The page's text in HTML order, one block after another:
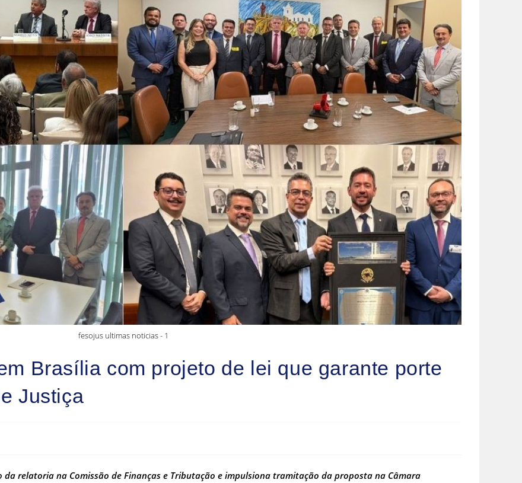
fesojus ultimas noticias - 1
Brasília com projeto de lei que garante porte
Justiça
relatoria na Comissão de Finanças e Tributação e impulsiona tramitação da proposta na Câmara